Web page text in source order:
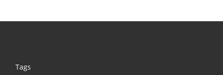
Tags